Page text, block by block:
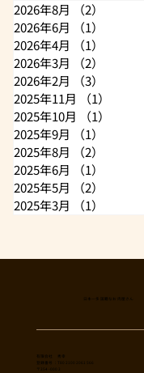
2026年8月 （2）
2026年6月
（1）
2026年4月
（1）
2026年3月
（2）
2026年2月
（3）
2025年11月
（1）
2025年10月
（1）
2025年9月
（1）
2025年8月
（2）
2025年6月
（1）
2025年5月
（2）
2025年3月
（1）
日本一多国籍なお肉屋さん
​有限会社 秀幸
登録番号：T8021002061566
〒254-0002